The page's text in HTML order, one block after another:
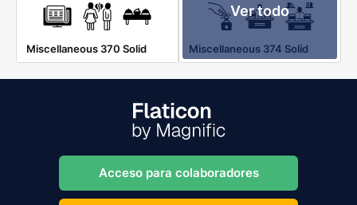
Miscellaneous 370 Solid
Ver todo
Miscellaneous 374 Solid
Acceso para colaboradores